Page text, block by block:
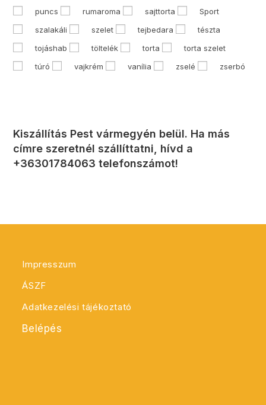
puncs
rumaroma sajttorta
Sport
szalakáli
szelet tejbedara
tészta
tojáshab
töltelék torta
torta szelet
túró
vajkrém vanília zselé zserbó
Kiszállítás Pest vármegyén belül. Ha más
címre szeretnél szállíttatni, hívd a
+36301784063 telefonszámot!
Impresszum
ÁSZF
Adatkezelési tájékoztató
Belépés